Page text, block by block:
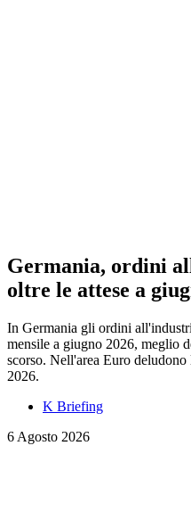
Germania, ordini
oltre le attese a
In Germania gli ordini
mensile a giugno 2026, meglio
scorso. Nell'area Euro
2026.
K Briefing
6 Agosto 2026